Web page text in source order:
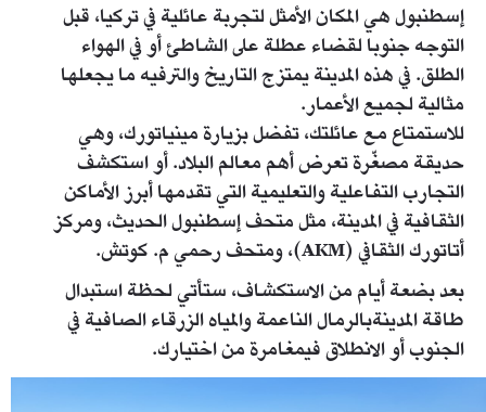
إسطنبول هي المكان الأمثل لتجربة عائلية في تركيا، قبل
التوجه جنوبا لقضاء عطلة على الشاطئ أو في الهواء
الطلق. في هذه المدينة يمتزج التاريخ والترفيه ما يجعلها
مثالية لجميع الأعمار.
للاستمتاع مع عائلتك، تفضل بزيارة مينياتورك، وهي
حديقة مصغّرة تعرض أهم معالم البلاد. أو استكشف
التجارب التفاعلية والتعليمية التي تقدمها أبرز الأماكن
الثقافية في المدينة، مثل متحف إسطنبول الحديث، ومركز
أتاتورك الثقافي (AKM)، ومتحف رحمي م. كوتش.
بعد بضعة أيام من الاستكشاف، ستأتي لحظة استبدال
طاقة المدينةبالرمال الناعمة والمياه الزرقاء الصافية في
الجنوب أو الانطلاق فيمغامرة من اختيارك.
antalya-sehir-rehberi-sahiller.jpg